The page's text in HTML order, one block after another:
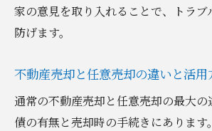
家の意見を取り入れることで、トラブ
防げます。
不動産売却と任意売却の違いと活用
通常の不動産売却と任意売却の最大
債の有無と売却時の手続きにあります